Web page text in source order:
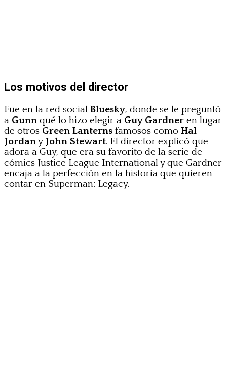
Los motivos del director
Fue en la red social Bluesky, donde se le preguntó
a Gunn qué lo hizo elegir a Guy Gardner en lugar
de otros Green Lanterns famosos como Hal
Jordany John Stewart. El director explicó que
adora a Guy, que era su favorito de la serie de
cómics Justice League International y que Gardner
encaja a la perfección en la historia que quieren
contar en Superman: Legacy.